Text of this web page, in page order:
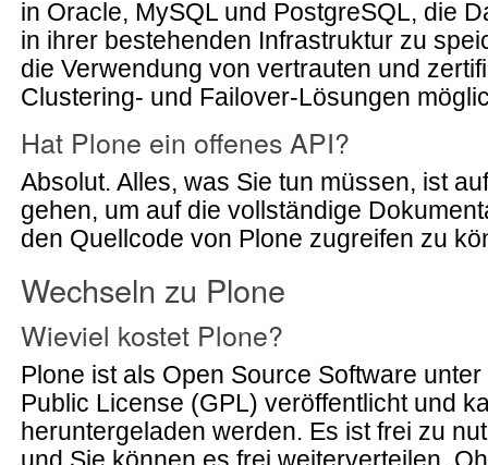
in Oracle, MySQL und PostgreSQL, die
in ihrer bestehenden Infrastruktur zu
die Verwendung von vertrauten und
Clustering- und Failover-Lösungen
Hat Plone ein offenes API?
Absolut. Alles, was Sie tun müssen, ist
gehen, um auf die vollständige
den Quellcode von Plone zugreifen zu
Wechseln zu Plone
Wieviel kostet Plone?
Plone ist als Open Source Software
Public License (GPL) veröffentlicht und
heruntergeladen werden. Es ist frei zu